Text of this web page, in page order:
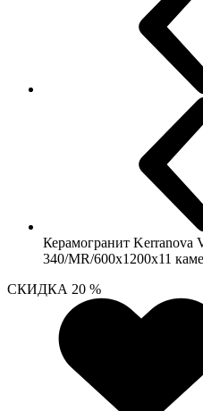
Керамогранит Kerranova
340/MR/600x1200x11
СКИДКА 20 %